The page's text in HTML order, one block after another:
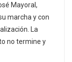
Mayoral,
marcha y con
La
no termine y